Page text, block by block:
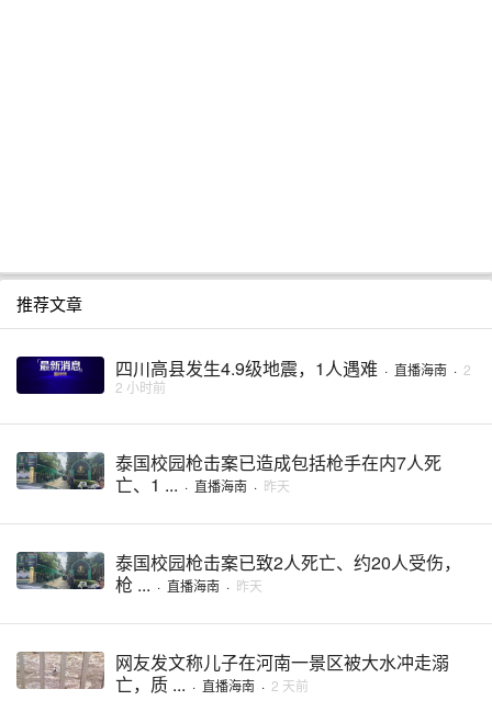
推荐文章
四川高县发生4.9级地震，1人遇难 · 直播海南 · 2
2 小时前
泰国校园枪击案已造成包括枪手在内7人死
亡、1 ... · 直播海南 · 昨天
泰国校园枪击案已致2人死亡、约20人受伤，
枪 ... · 直播海南 · 昨天
网友发文称儿子在河南一景区被大水冲走溺
亡，质 ... · 直播海南 · 2 天前